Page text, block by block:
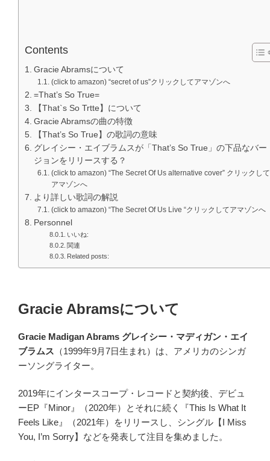
Contents
Gracie Abramsについて
(click to amazon) “secret of us”クリックしてアマゾンへ
=That’s So True=
【That`s So Trtte】について
Gracie Abramsの曲の特徴
【That’s So True】の歌詞の意味
グレイシー・エイブラムスが「That’s So True」の下品なバー
ジョンをリリースする？
(click to amazon) “The Secret Of Us alternative cover” クリックして
アマゾンへ
より詳しい歌詞の解説
(click to amazon) “The Secret Of Us Live “クリックしてアマゾンへ
Personnel
いいね:
関連
Related posts:
Gracie Abramsについて
Gracie Madigan Abrams グレイシー・マディガン・エイ
ブラムス （1999年9月7日生まれ）は、アメリカのシンガ
ーソングライター。
2019年にインタースコープ・レコードと契約後、デビュ
ーEP『Minor』（2020年）とそれに続く『This Is What It
Feels Like』（2021年）をリリースし、シングル【I Miss
You, I’m Sorry】などを発表して注目を集めました。